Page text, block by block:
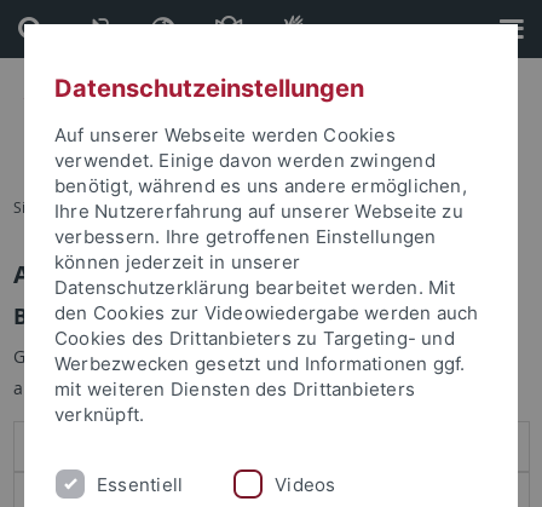
Direkt
zum
Inhalt
Direkt
zur
Fußleiste
Sie sind hier: Startseite
Anmelden
Benutzeranmeldung
Geben Sie Ihren Benutzernamen und Ihr Passwort an um sich
anzumelden:
Datenschutzeinstellungen
Auf unserer Webseite werden Cookies
verwendet. Einige davon werden zwingend
benötigt, während es uns andere ermöglichen,
Ihre Nutzererfahrung auf unserer Webseite zu
verbessern. Ihre getroffenen Einstellungen
können jederzeit in unserer
Datenschutzerklärung bearbeitet werden. Mit
den Cookies zur Videowiedergabe werden auch
Cookies des Drittanbieters zu Targeting- und
Werbezwecken gesetzt und Informationen ggf.
mit weiteren Diensten des Drittanbieters
verknüpft.
Essentiell Videos